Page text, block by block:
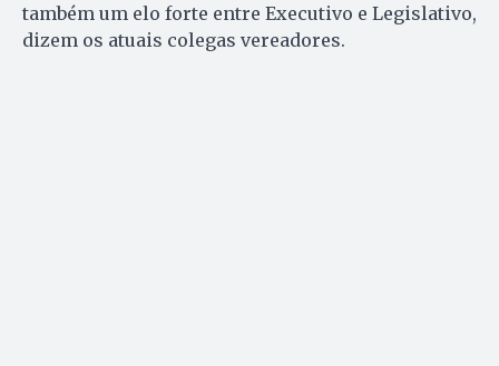
também um elo forte entre Executivo e Legislativo,
dizem os atuais colegas vereadores.